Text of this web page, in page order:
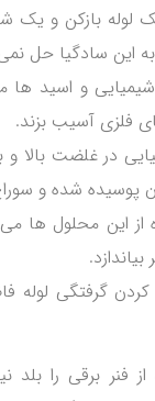
یک لوله بازکن و
این سادگیا حل
و اسید ها
فلزی آسیب بزند.
در غلضت بالا
پوسیده شده و
از این محلول ها
گرفتگی لوله
فنر برقی را بلد